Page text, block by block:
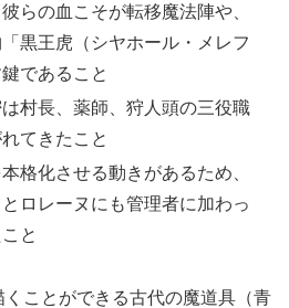
らの血こそが転移魔法陣や、
黒王虎（シヤホール・メレフ
であること
村長、薬師、狩人頭の三役職
てきたこと
格化させる動きがあるため、
ロレーヌにも管理者に加わっ
と
ことができる古代の魔道具（青